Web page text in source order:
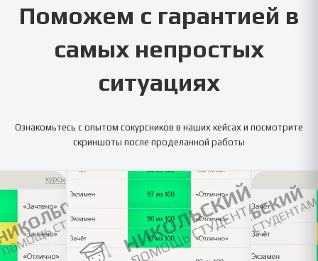
Поможем с гарантией в
самых непростых
ситуациях
Ознакомьтесь с опытом сокурсников в наших кейсах и посмотрите
скриншоты после проделанной работы